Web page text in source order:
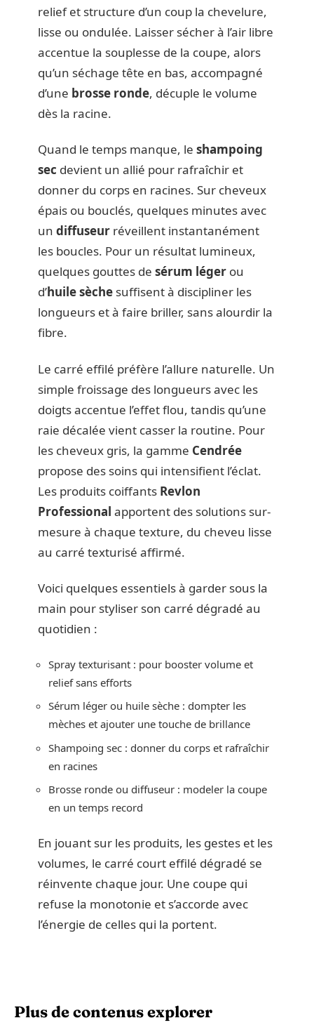
relief et structure d’un coup la chevelure,
lisse ou ondulée. Laisser sécher à l’air libre
accentue la souplesse de la coupe, alors
qu’un séchage tête en bas, accompagné
d’une brosse ronde, décuple le volume
dès la racine.
Quand le temps manque, le shampoing
sec devient un allié pour rafraîchir et
donner du corps en racines. Sur cheveux
épais ou bouclés, quelques minutes avec
un diffuseur réveillent instantanément
les boucles. Pour un résultat lumineux,
quelques gouttes de sérum léger ou
d’huile sèche suffisent à discipliner les
longueurs et à faire briller, sans alourdir la
fibre.
Le carré effilé préfère l’allure naturelle. Un
simple froissage des longueurs avec les
doigts accentue l’effet flou, tandis qu’une
raie décalée vient casser la routine. Pour
les cheveux gris, la gamme Cendrée
propose des soins qui intensifient l’éclat.
Les produits coiffants Revlon
Professional apportent des solutions sur-
mesure à chaque texture, du cheveu lisse
au carré texturisé affirmé.
Voici quelques essentiels à garder sous la
main pour styliser son carré dégradé au
quotidien :
Spray texturisant : pour booster volume et
relief sans efforts
Sérum léger ou huile sèche : dompter les
mèches et ajouter une touche de brillance
Shampoing sec : donner du corps et rafraîchir
en racines
Brosse ronde ou diffuseur : modeler la coupe
en un temps record
En jouant sur les produits, les gestes et les
volumes, le carré court effilé dégradé se
réinvente chaque jour. Une coupe qui
refuse la monotonie et s’accorde avec
l’énergie de celles qui la portent.
Plus de contenus explorer